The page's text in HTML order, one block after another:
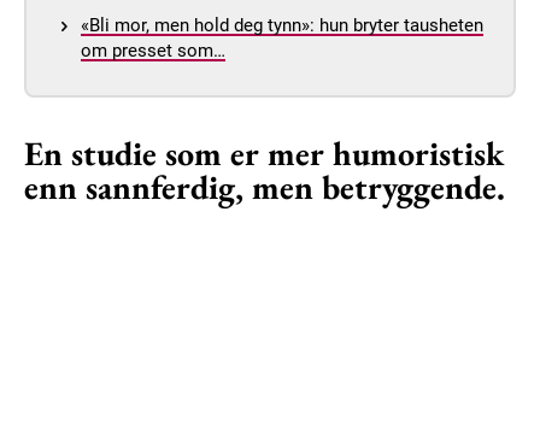
«Bli mor, men hold deg tynn»: hun bryter tausheten
om presset som…
En studie som er mer humoristisk
enn sannferdig, men betryggende.